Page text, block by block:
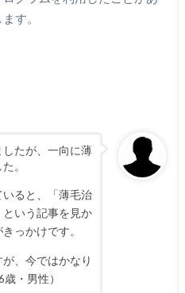
す。
たが、一向に薄
。
ると、「薄毛治
いう記事を見か
っかけです。
、今ではかなり
・男性）